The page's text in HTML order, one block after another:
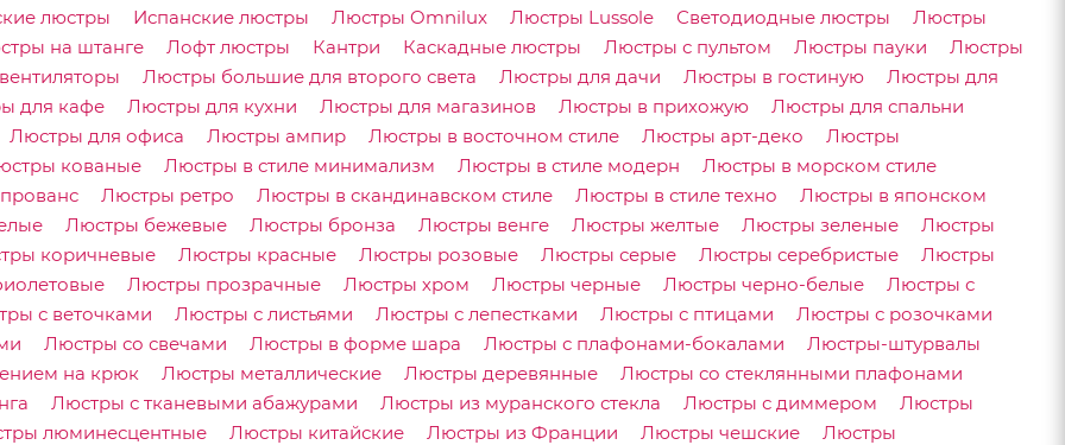
люстры Испанские люстры Люстры Omnilux Люстры Lussole Светодиодные люстры
Люстры
на штанге Лофт люстры Кантри Каскадные люстры Люстры с пультом Люстры пауки
Люстры
Люстры большие для второго света Люстры для дачи Люстры в гостиную
Люстры для
для кафе Люстры для кухни Люстры для магазинов Люстры в прихожую
Люстры для спальни
Люстры для офиса Люстры ампир Люстры в восточном стиле Люстры арт-деко
Люстры
кованые Люстры в стиле минимализм Люстры в стиле модерн
Люстры в морском стиле
Люстры ретро Люстры в скандинавском стиле Люстры в стиле техно
Люстры в японском
Люстры бежевые Люстры бронза Люстры венге Люстры желтые Люстры зеленые
Люстры
коричневые Люстры красные Люстры розовые Люстры серые Люстры серебристые
Люстры
Люстры прозрачные Люстры хром Люстры черные Люстры черно-белые
Люстры с
с веточками Люстры с листьями Люстры с лепестками Люстры с птицами
Люстры с розочками
Люстры со свечами Люстры в форме шара Люстры с плафонами-бокалами
Люстры-штурвалы
на крюк
Люстры металлические Люстры деревянные
Люстры со стеклянными плафонами
Люстры с тканевыми абажурами Люстры из муранского стекла Люстры с диммером
Люстры
люминесцентные Люстры китайские Люстры из Франции Люстры чешские
Люстры